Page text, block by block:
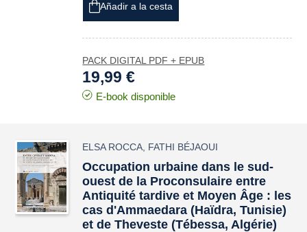
Añadir a la cesta
PACK DIGITAL PDF + EPUB
19,99 €
E-book disponible
ELSA ROCCA FATHI BÉJAOUI
Occupation urbaine dans le sud-
ouest de la Proconsulaire entre
Antiquité tardive et Moyen Âge : les
cas d'Ammaedara (Haïdra, Tunisie)
et deTheveste (Tébessa, Algérie)